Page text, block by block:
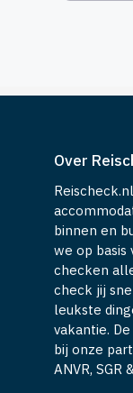
Over
binnen en
we op basis
checken
check jij
leukste
vakantie.
bij onze
ANVR, SGR